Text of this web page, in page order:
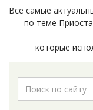
Все самые
по теме
которые